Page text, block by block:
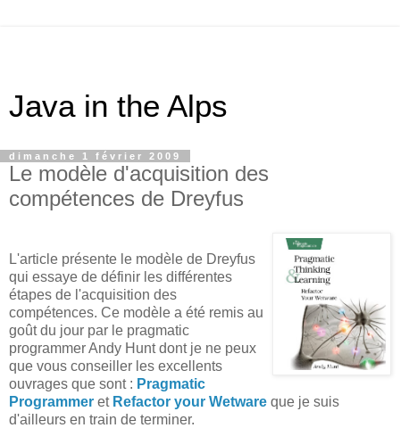
Java in the Alps
dimanche 1 février 2009
Le modèle d'acquisition des
compétences de Dreyfus
L'article présente le modèle de Dreyfus
qui essaye de définir les différentes
étapes de l'acquisition des
compétences. Ce modèle a été remis au
goût du jour par le pragmatic
programmer Andy Hunt dont je ne peux
que vous conseiller les excellents
ouvrages que sont : Pragmatic
Programmer et Refactor your Wetware que je suis
d'ailleurs en train de terminer.